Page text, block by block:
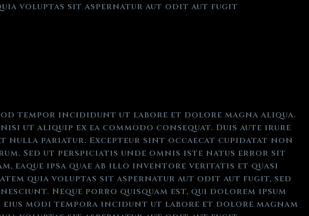
voluptas sit aspernatur aut odit aut fugit
tempor incididunt ut labore et dolore magna aliqua.
ut aliquip ex ea commodo consequat. Duis aute irure
pariatur. Excepteur sint occaecat cupidatat non
Sed ut perspiciatis unde omnis iste natus error sit
eaque ipsa quae ab illo inventore veritatis et quasi
quia voluptas sit aspernatur aut odit aut fugit, sed
Neque porro quisquam est, qui dolorem ipsum
modi tempora incidunt ut labore et dolore magnam